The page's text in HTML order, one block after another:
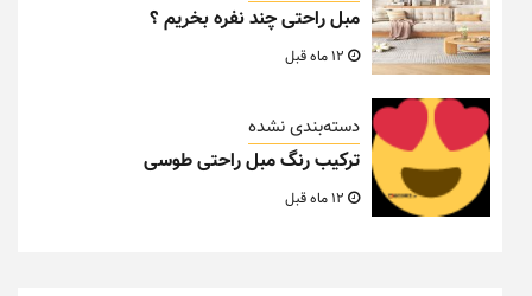
مبل راحتی چند نفره بخریم ؟
دسته‌بندی نشده
ترکیب رنگ مبل راحتی طوسی